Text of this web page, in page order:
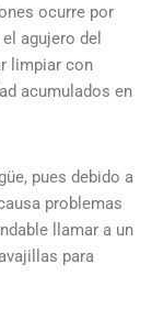
ocurre por
agujero del
limpiar con
acumulados en
pues debido a
problemas
llamar a un
para